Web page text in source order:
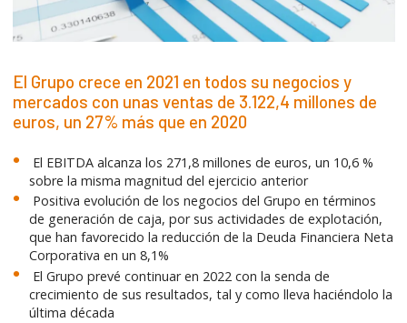
El Grupo crece en 2021 en todos su negocios y
mercados con unas ventas de 3.122,4 millones de
euros, un 27% más que en 2020
El EBITDA alcanza los 271,8 millones de euros, un 10,6 %
sobre la misma magnitud del ejercicio anterior
Positiva evolución de los negocios del Grupo en términos
de generación de caja, por sus actividades de explotación,
que han favorecido la reducción de la Deuda Financiera Neta
Corporativa en un 8,1%
El Grupo prevé continuar en 2022 con la senda de
crecimiento de sus resultados, tal y como lleva haciéndolo la
última década